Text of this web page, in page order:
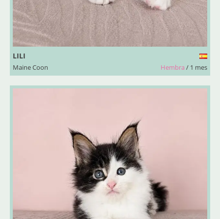
LILI
Maine Coon Hembra / 1 mes